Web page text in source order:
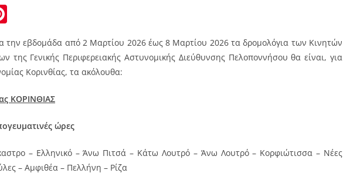
er
e
την εβδομάδα από 2 Μαρτίου 2026 έως 8 Μαρτίου 2026 τα δρομολόγια των Κινητών
της Γενικής Περιφερειακής Αστυνομικής Διεύθυνσης Πελοποννήσου θα είναι, για
Κορινθίας, τα ακόλουθα:
ΚΟΡΙΝΘΙΑΣ
ώρες
– Ελληνικό – Άνω Πιτσά – Κάτω Λουτρό – Άνω Λουτρό – Κορφιώτισσα – Νέες
– Αμφιθέα – Πελλήνη – Ρίζα